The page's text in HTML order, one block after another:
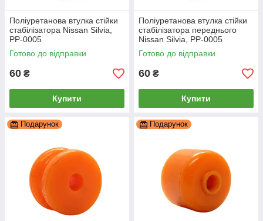
Поліуретанова втулка стійки
стабілізатора Nissan Silvia,
PP-0005
Готово до відправки
60 ₴
Купити
Поліуретанова втулка стійки
стабілізатора переднього
Nissan Silvia, PP-0005
Готово до відправки
60 ₴
Купити
Подарунок Подарунок